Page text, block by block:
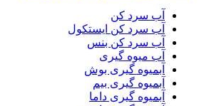
آب سرد کن
آب سرد کن ایستکول
آب سرد کن بنس
آب میوه گیری
آبمیوه گیری بوش
آبمیوه گیری بیم
آبمیوه گیری داما